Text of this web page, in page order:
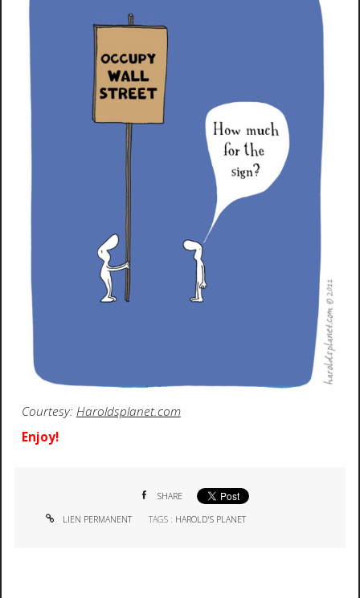
Courtesy: Haroldsplanet.com
Enjoy!
SHARE
LIEN PERMANENT TAGS : HAROLD'S PLANET